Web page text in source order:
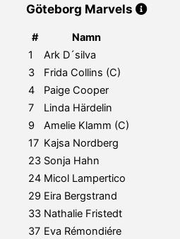
Göteborg Marvels
#
Namn
1
Ark D´silva
3
Frida Collins (C)
4
Paige Cooper
7
Linda Härdelin
9
Amelie Klamm (C)
17 Kajsa Nordberg
23 Sonja Hahn
24 Micol Lampertico
29 Eira Bergstrand
33 Nathalie Fristedt
37 Eva Rémondiére